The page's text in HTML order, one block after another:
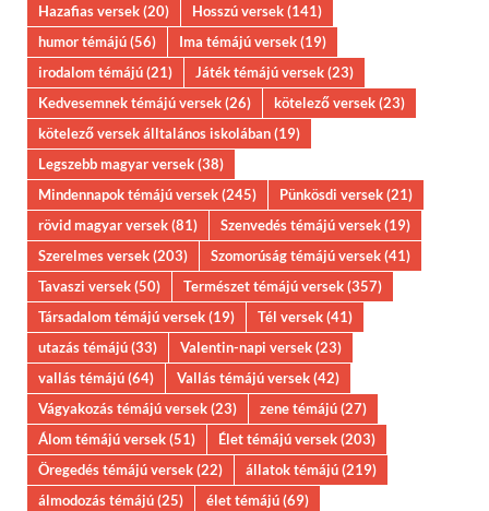
Hazafias versek(20) Hosszú versek(141)
humor témájú(56) Ima témájú versek(19)
irodalom témájú(21) Játék témájú versek(23)
Kedvesemnek témájú versek(26) kötelező versek(23)
kötelező versek álltalános iskolában(19)
Legszebb magyar versek(38)
Mindennapok témájú versek(245) Pünkösdi versek(21)
rövid magyar versek(81) Szenvedés témájú versek(19)
Szerelmes versek(203) Szomorúság témájú versek(41)
Tavaszi versek(50) Természet témájú versek(357)
Társadalom témájú versek(19) Tél versek(41)
utazás témájú(33) Valentin-napi versek(23)
vallás témájú(64) Vallás témájú versek(42)
Vágyakozás témájú versek(23) zene témájú(27)
Álom témájú versek(51) Élet témájú versek(203)
Öregedés témájú versek(22) állatok témájú(219)
álmodozás témájú(25) élet témájú(69)